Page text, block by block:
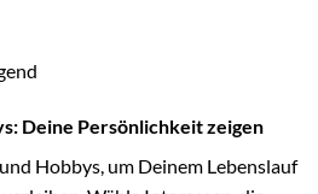
Deine Persönlichkeit zeigen
Hobbys, um Deinem Lebenslauf